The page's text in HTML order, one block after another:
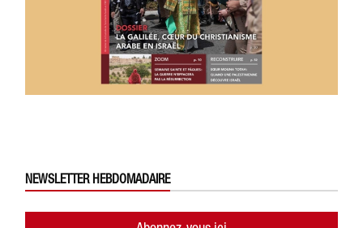
NEWSLETTER HEBDOMADAIRE